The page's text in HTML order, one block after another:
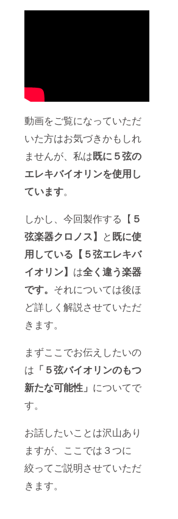
動画をご覧になっていただ
いた方はお気づきかもしれ
ませんが、私は既に５弦の
エレキバイオリンを使用し
ています。
しかし、今回製作する【 ５
弦楽器クロノス】 と既に使
用している【５弦エレキバ
イオリン】 は全く 違う楽器
です。 それについては後ほ
ど詳しく解説させていただ
きます。
まずここでお伝えしたいの
は 「５弦バイオリンのもつ
新たな可能性」 についてで
す。
お話したいことは沢山あり
ますが、ここでは３つに
絞ってご説明させていただ
きます。